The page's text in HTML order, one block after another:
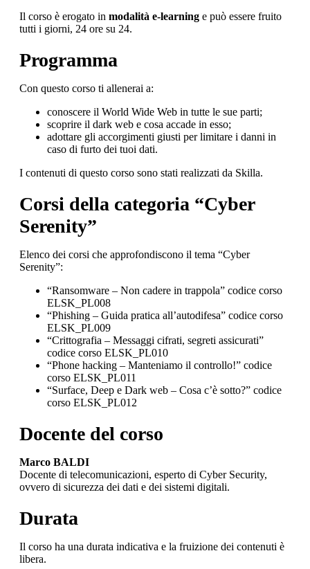
Il corso è erogato in modalità e-learning e può essere fruito
tutti i giorni, 24 ore su 24.
Programma
Con questo corso ti allenerai a:
conoscere il World Wide Web in tutte le sue parti;
scoprire il dark web e cosa accade in esso;
adottare gli accorgimenti giusti per limitare i danni in
caso di furto dei tuoi dati.
I contenuti di questo corso sono stati realizzati da Skilla.
Corsi della categoria “Cyber
Serenity”
Elenco dei corsi che approfondiscono il tema “Cyber
Serenity”:
“Ransomware – Non cadere in trappola” codice corso
ELSK_PL008
“Phishing – Guida pratica all’autodifesa” codice corso
ELSK_PL009
“Crittografia – Messaggi cifrati, segreti assicurati”
codice corso ELSK_PL010
“Phone hacking – Manteniamo il controllo!” codice
corso ELSK_PL011
“Surface, Deep e Dark web – Cosa c’è sotto?” codice
corso ELSK_PL012
Docente del corso
Marco BALDI
Docente di telecomunicazioni, esperto di Cyber Security,
ovvero di sicurezza dei dati e dei sistemi digitali.
Durata
Il corso ha una durata indicativa e la fruizione dei contenuti è
libera.